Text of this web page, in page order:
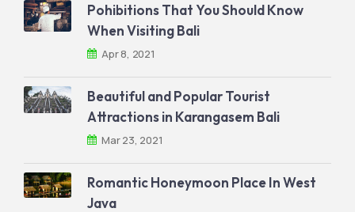
Pohibitions That You Should Know
When Visiting Bali
Apr 8, 2021
Beautiful and Popular Tourist
Attractions in Karangasem Bali
Mar 23, 2021
Romantic Honeymoon Place In West
Java